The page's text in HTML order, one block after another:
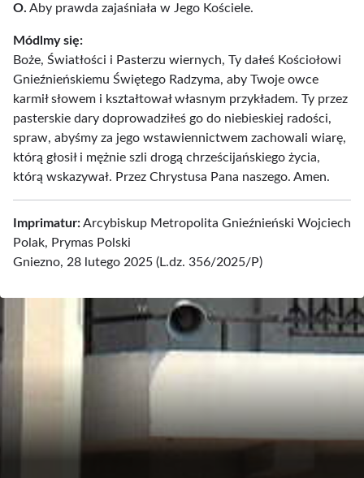
O. Aby prawda zajaśniała w Jego Kościele.
Módlmy się:
Boże, Światłości i Pasterzu wiernych, Ty dałeś Kościołowi
Gnieźnieńskiemu Świętego Radzyma, aby Twoje owce
karmił słowem i kształtował własnym przykładem. Ty przez
pasterskie dary doprowadziłeś go do niebieskiej radości,
spraw, abyśmy za jego wstawiennictwem zachowali wiarę,
którą głosił i mężnie szli drogą chrześcijańskiego życia,
którą wskazywał. Przez Chrystusa Pana naszego. Amen.
Imprimatur:Arcybiskup Metropolita Gnieźnieński Wojciech
Polak, Prymas Polski
Gniezno, 28 lutego 2025 (L.dz. 356/2025/P)